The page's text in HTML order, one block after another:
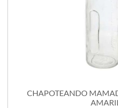
CHAPOTEANDO